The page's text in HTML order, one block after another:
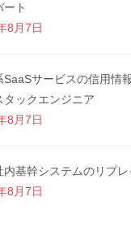
ート
8月7日
SaaSサービスの信用情
タックエンジニア
8月7日
内基幹システムのリプレ
8月7日